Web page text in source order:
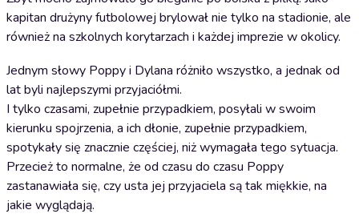
kapitan drużyny futbolowej brylował nie tylko na stadionie, ale
również na szkolnych korytarzach i każdej imprezie w okolicy.
Jednym słowy Poppy i Dylana różniło wszystko, a jednak od
lat byli najlepszymi przyjaciółmi.
I tylko czasami, zupełnie przypadkiem, posyłali w swoim
kierunku spojrzenia, a ich dłonie, zupełnie przypadkiem,
spotykały się znacznie częściej, niż wymagała tego sytuacja.
Przecież to normalne, że od czasu do czasu Poppy
zastanawiała się, czy usta jej przyjaciela są tak miękkie, na
jakie wyglądają.